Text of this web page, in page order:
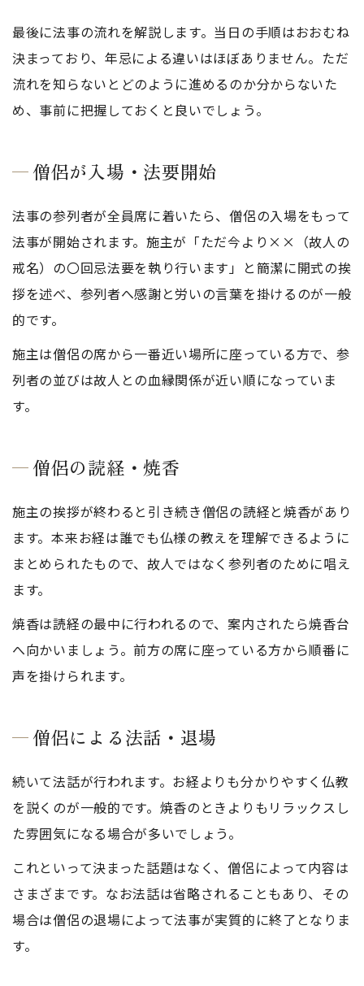
最後に法事の流れを解説します。当日の手順はおおむね
決まっており、年忌による違いはほぼありません。ただ
流れを知らないとどのように進めるのか分からないた
め、事前に把握しておくと良いでしょう。
僧侶が入場・法要開始
法事の参列者が全員席に着いたら、僧侶の入場をもって
法事が開始されます。施主が「ただ今より××（故人の
戒名）の〇回忌法要を執り行います」と簡潔に開式の挨
拶を述べ、参列者へ感謝と労いの言葉を掛けるのが一般
的です。
施主は僧侶の席から一番近い場所に座っている方で、参
列者の並びは故人との血縁関係が近い順になっていま
す。
僧侶の読経・焼香
施主の挨拶が終わると引き続き僧侶の読経と焼香があり
ます。本来お経は誰でも仏様の教えを理解できるように
まとめられたもので、故人ではなく参列者のために唱え
ます。
焼香は読経の最中に行われるので、案内されたら焼香台
へ向かいましょう。前方の席に座っている方から順番に
声を掛けられます。
僧侶による法話・退場
続いて法話が行われます。お経よりも分かりやすく仏教
を説くのが一般的です。焼香のときよりもリラックスし
た雰囲気になる場合が多いでしょう。
これといって決まった話題はなく、僧侶によって内容は
さまざまです。なお法話は省略されることもあり、その
場合は僧侶の退場によって法事が実質的に終了となりま
す。